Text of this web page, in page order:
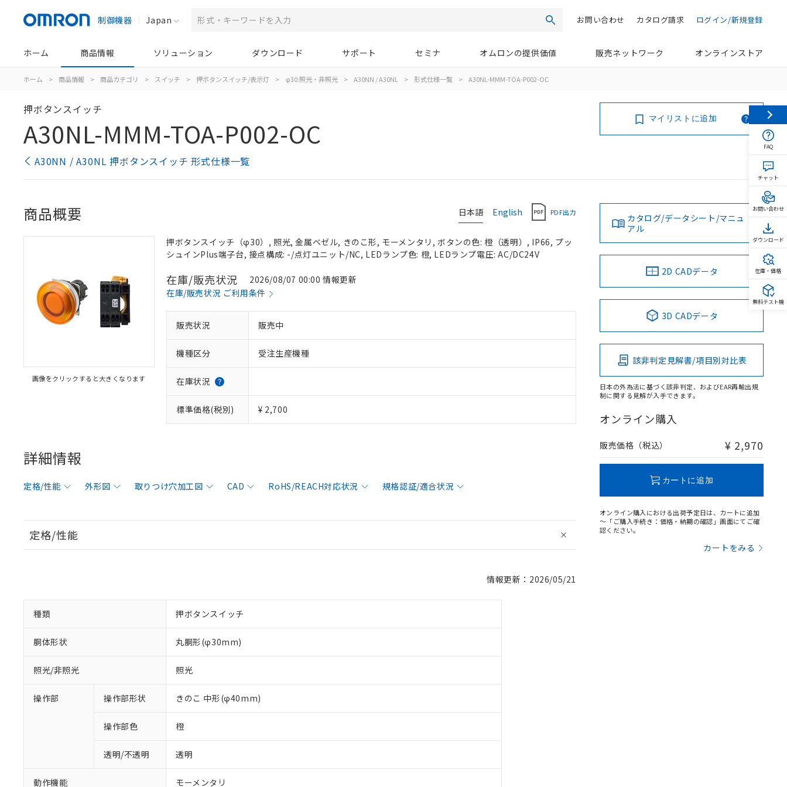
制御機器 Japan 検索 ログイン/新規登録
カタログ請求
お問い合わせ
ホーム 商品情報 ソリューション ダウンロード サポート セミナ オムロンの提供価値 販売ネットワーク オンラインストア
ホーム > 商品情報 > 商品カテゴリ > スイッチ > 押ボタンスイッチ/表示灯 > φ30:照光・非照光 > A30NN / A30NL > 形式仕様一覧 > A30NL-MMM-TOA-P002-OC
押ボタンスイッチ
A30NL-MMM-TOA-P002-OC
A30NN / A30NL 押ボタンスイッチ 形式仕様一覧
マイリストに追加
日本語 English PDF出力
商品概要
画像をクリックすると大きくなります
押ボタンスイッチ（φ30）, 照光, 金属ベゼル, きのこ形, モーメンタリ, ボタンの色: 橙（透明）, IP66, プッ
シュインPlus端子台, 接点構成: -/点灯ユニット/NC, LEDランプ色: 橙, LEDランプ電圧: AC/DC24V
在庫/販売状況
2026/08/07 00:00 情報更新
在庫/販売状況 ご利用条件
販売状況 販売中
機種区分 受注生産機種
在庫状況
標準価格(税別) ¥ 2,700
詳細情報
定格/性能 外形図 取りつけ穴加工図 CAD RoHS/REACH対応状況 規格認証/適合状況
定格/性能
情報更新：2026/05/21
種類 押ボタンスイッチ
胴体形状 丸胴形(φ30mm)
照光/非照光 照光
操作部 操作部形状 きのこ 中形(φ40mm)
操作部色 橙
透明/不透明 透明
動作機能 モーメンタリ
カタログ/データシート/マニュ
アル
2D CADデータ
3D CADデータ
該非判定見解書/項目別対比表
日本の外為法に基づく該非判定、およびEAR再輸出規
制に関する見解が入手できます。
オンライン購入
販売価格（税込） ¥ 2,970
カートに追加
オンライン購入における出荷予定日は、カートに追加
～「ご購入手続き：価格・納期の確認」画面にてご確
認ください。
カートをみる
FAQ
チャット
お問い合わせ
ダウンロード
在庫・価格
無料テスト機